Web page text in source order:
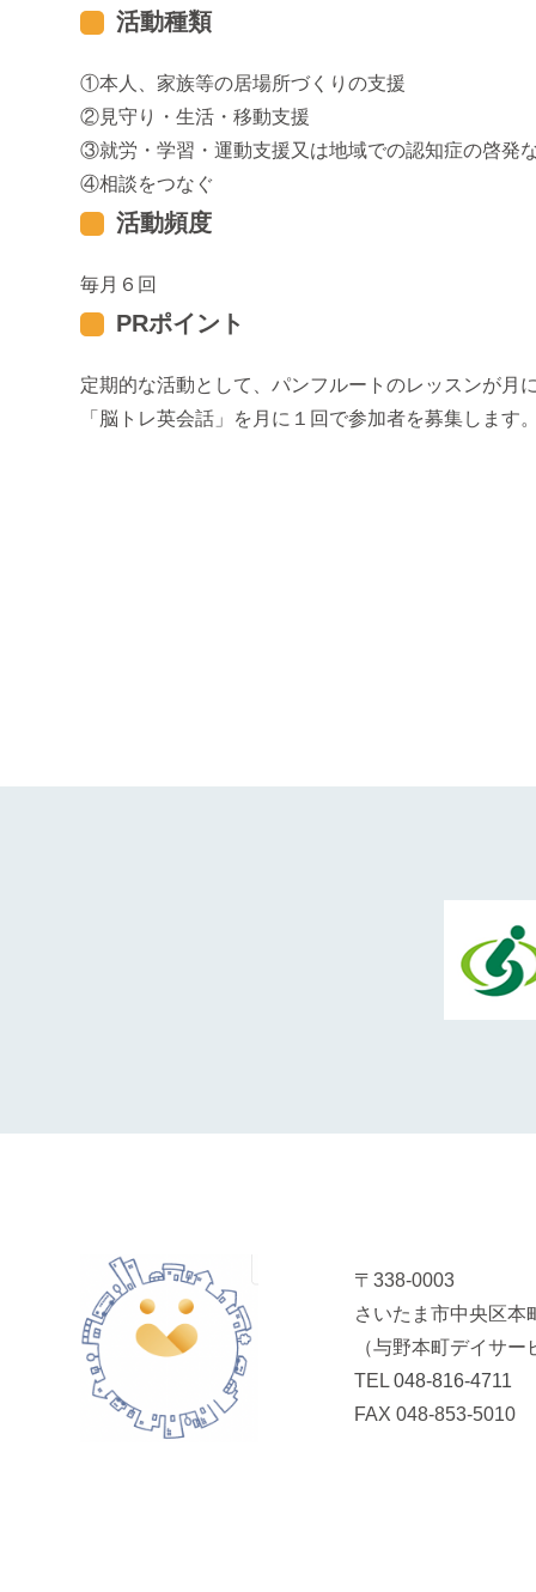
活動種類
本人、家族等の居場所づくりの支援
見守り・生活・移動支援
就労・学習・運動支援又は地域での認知症の啓発
相談をつなぐ
活動頻度
毎月６回
PRポイント
定期的な活動として、パンフルートのレッスンが月
「脳トレ英会話」を月に１回で参加者を募集しま
〒338-0003
さいたま市中央区本
（与野本町デイサ
TEL048-816-4711
FAX 048-853-5010